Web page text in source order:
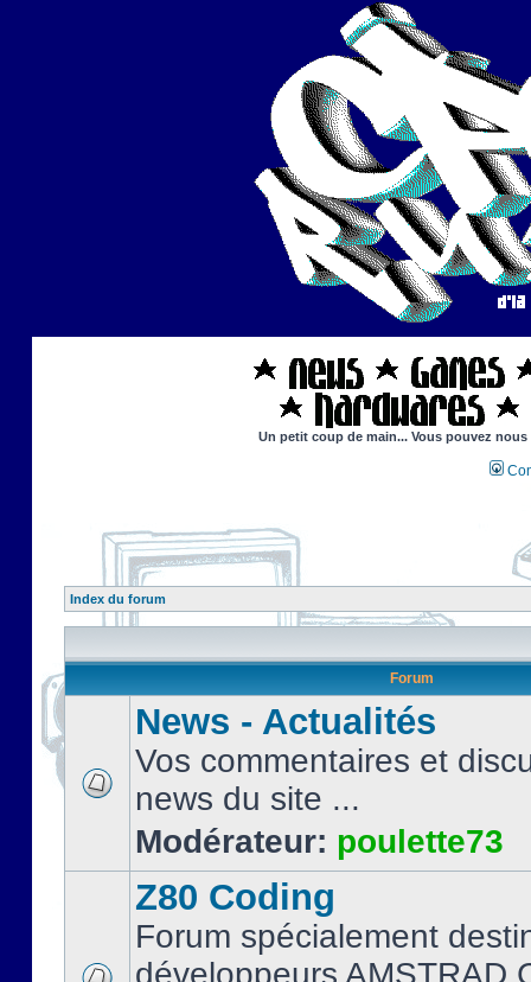
Un petit coup de main... Vous pouvez
Index du forum
Forum
News - Actualités
Vos commentaires et
news du site ...
Modérateur: poulette73
Z80 Coding
Forum spécialement
développeurs AMSTRAD